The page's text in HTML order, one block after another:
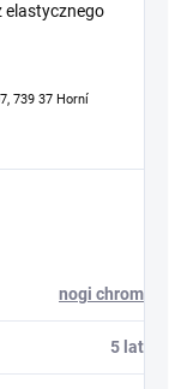
elastycznego
739 37 Horní
nogi chrom
5 lat